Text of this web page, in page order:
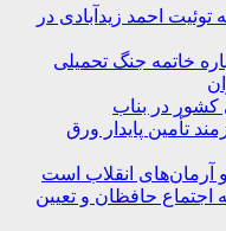
احمد زیدآبادی در
خاتمه جنگ تحمیلی
تأمین پایدار ورق
آرمان‌های انقلاب است
اجتماع حافظان و تعیین